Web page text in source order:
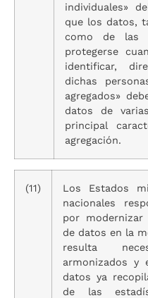
individuales»
que los datos,
como de las
protegerse
identificar,
dichas
agregados»
datos de
principal
agregación.
(11)
Los Estados
nacionales
por
de datos en la
resulta
armonizados y
datos ya
de las